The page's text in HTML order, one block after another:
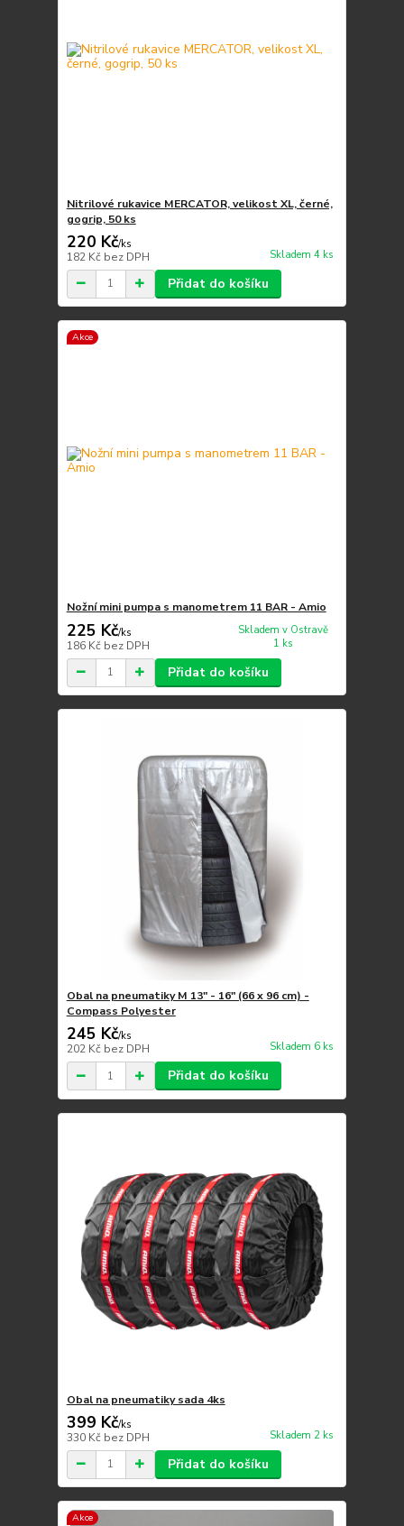
Nitrilové rukavice MERCATOR, velikost XL, černé,
gogrip, 50 ks
220 Kč/ks
182 Kč bez DPH Skladem 4 ks
Přidat do košíku
Akce
Nožní mini pumpa s manometrem 11 BAR - Amio
225 Kč/ks
186 Kč bez DPH
Skladem v Ostravě
1 ks
Přidat do košíku
Obal na pneumatiky M 13" - 16" (66 x 96 cm) -
Compass Polyester
245 Kč/ks
202 Kč bez DPH Skladem 6 ks
Přidat do košíku
Obal na pneumatiky sada 4ks
399 Kč/ks
330 Kč bez DPH Skladem 2 ks
Přidat do košíku
Akce